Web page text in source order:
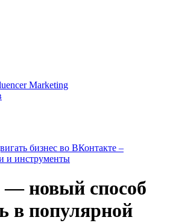
Marketing
бизнес во ВКонтакте –
и инструменты
новый способ
в популярной